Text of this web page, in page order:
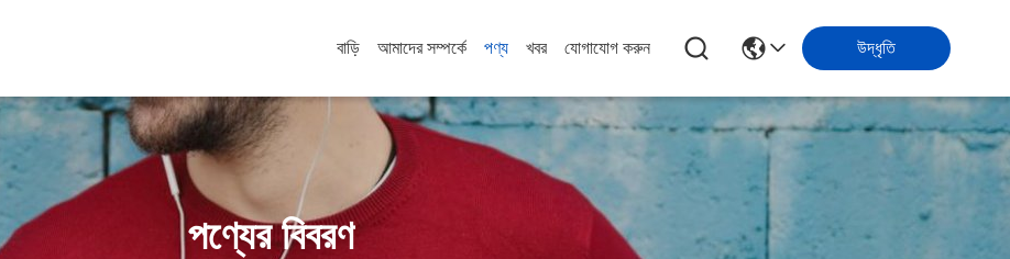
বাড়ি আমাদের সম্পর্কে পণ্য খবর যোগাযোগ করুন উদ্ধৃতি
পণ্যের বিবরণ